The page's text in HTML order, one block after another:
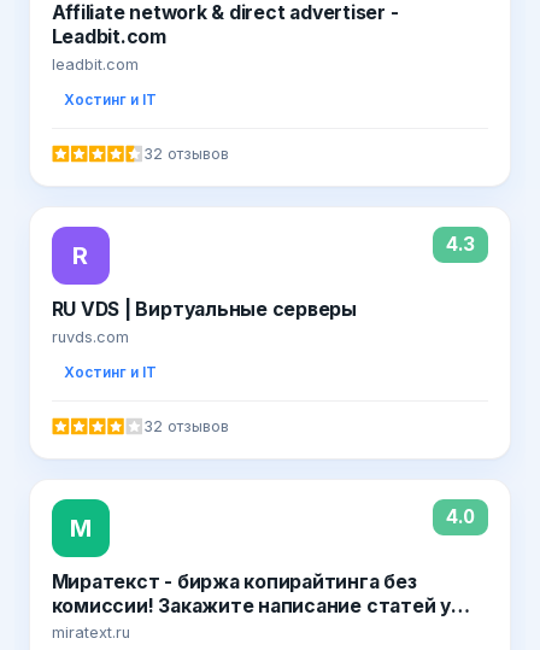
Affiliate network & direct advertiser -
Leadbit.com
leadbit.com
Хостинг и IT
32 отзывов
R 4.3
RU VDS | Виртуальные серверы
ruvds.com
Хостинг и IT
32 отзывов
М 4.0
Миратекст - биржа копирайтинга без
комиссии! Закажите написание статей у
профессионалов!
miratext.ru